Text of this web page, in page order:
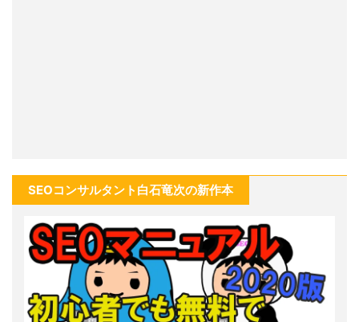
SEOコンサルタント白石竜次の新作本